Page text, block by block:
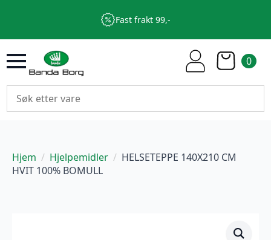
Fast frakt 99,-
0
Hjem Hjelpemidler
HELSETEPPE 140X210 CM
HVIT 100% BOMULL